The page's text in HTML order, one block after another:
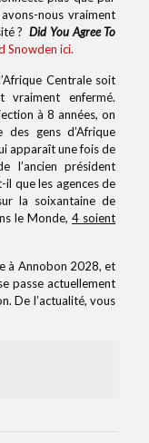
nous vraiment
?Did You Agree To
Snowden ici.
Centrale soit
vraiment enfermé.
à 8 années, on
gens d’Afrique
apparaît une fois de
l’ancien président
que les agences de
la soixantaine de
le Monde,4 soient
à Annobon 2028, et
passe actuellement
De l’actualité, vous